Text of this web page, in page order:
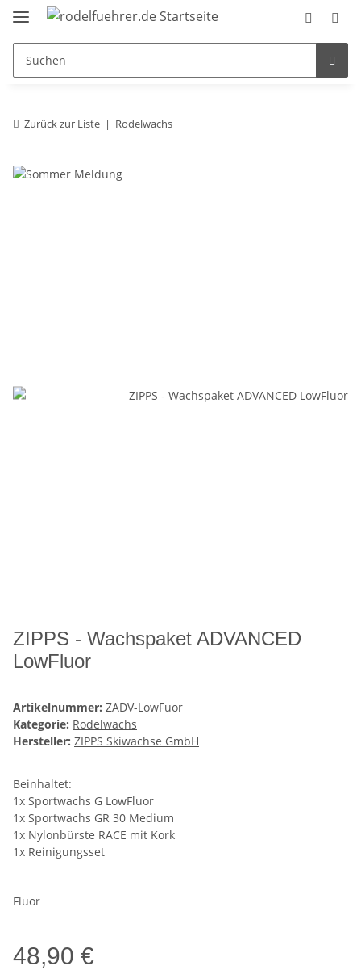
Zurück zur Liste Rodelwachs
ZIPPS - Wachspaket ADVANCED
LowFluor
Artikelnummer: ZADV-LowFuor
Kategorie: Rodelwachs
Hersteller: ZIPPS Skiwachse GmbH
Beinhaltet:
1x Sportwachs G LowFluor
1x Sportwachs GR 30 Medium
1x Nylonbürste RACE mit Kork
1x Reinigungsset
Fluor
48,90 €